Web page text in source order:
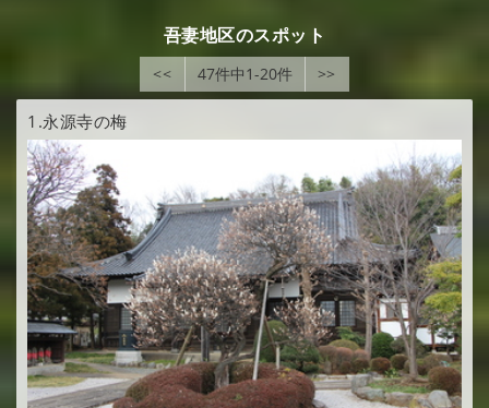
吾妻地区のスポット
<< 47件中1-20件 >>
1.永源寺の梅